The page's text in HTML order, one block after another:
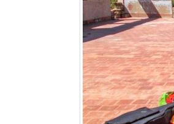
Diego Suarez Pratique
Les Petites Annonces